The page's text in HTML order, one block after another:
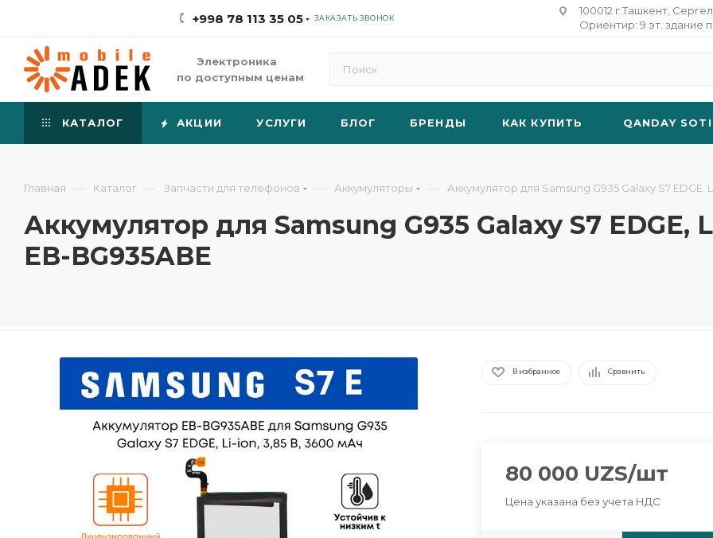
+998 78 113 35 05 ЗАКАЗАТЬ ЗВОНОК
100012 г.Ташкент,
Ориентир: 9 эт. здание
Электроника
по доступным ценам
КАТАЛОГ АКЦИИ УСЛУГИ БЛОГ БРЕНДЫ КАК КУПИТЬ QANDAY
Главная — Каталог — Запчасти для телефонов — Аккумуляторы — Аккумулятор для Samsung G935 Galaxy S7
Аккумулятор для Samsung G935 Galaxy S7 EDGE,
EB-BG935ABE
В избранное Сравнить
80 000 UZS/шт
Цена указана без учета НДС